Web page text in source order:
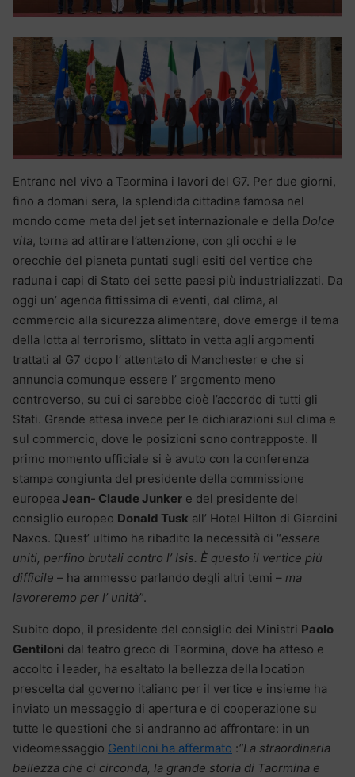
Entrano nel vivo a Taormina i lavori del G7. Per due giorni,
fino a domani sera, la splendida cittadina famosa nel
mondo come meta del jet set internazionale e della Dolce
vita, torna ad attirare l’attenzione, con gli occhi e le
orecchie del pianeta puntati sugli esiti del vertice che
raduna i capi di Stato dei sette paesi più industrializzati. Da
oggi un’ agenda fittissima di eventi, dal clima, al
commercio alla sicurezza alimentare, dove emerge il tema
della lotta al terrorismo, slittato in vetta agli argomenti
trattati al G7 dopo l’ attentato di Manchester e che si
annuncia comunque essere l’ argomento meno
controverso, su cui ci sarebbe cioè l’accordo di tutti gli
Stati. Grande attesa invece per le dichiarazioni sul clima e
sul commercio, dove le posizioni sono contrapposte. Il
primo momento ufficiale si è avuto con la conferenza
stampa congiunta del presidente della commissione
europea Jean- Claude Junker e del presidente del
consiglio europeo Donald Tusk all’ Hotel Hilton di Giardini
Naxos. Quest’ ultimo ha ribadito la necessità di “essere
uniti, perfino brutali contro l’ Isis. È questo il vertice più
difficile – ha ammesso parlando degli altri temi – ma
lavoreremo per l’ unità”.
Subito dopo, il presidente del consiglio dei Ministri Paolo
Gentiloni dal teatro greco di Taormina, dove ha atteso e
accolto i leader, ha esaltato la bellezza della location
prescelta dal governo italiano per il vertice e insieme ha
inviato un messaggio di apertura e di cooperazione su
tutte le questioni che si andranno ad affrontare: in un
videomessaggio Gentiloni ha affermato :“La straordinaria
bellezza che ci circonda, la grande storia di Taormina e